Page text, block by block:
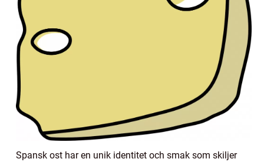
Spansk ost har en unik identitet och smak som skiljer